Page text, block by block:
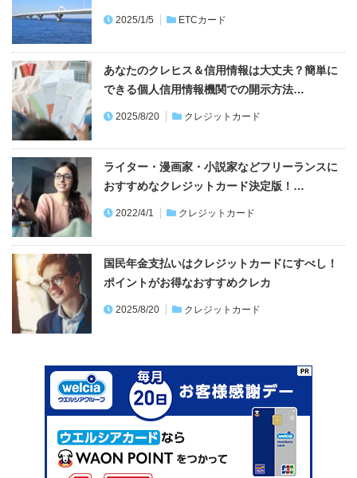
2025/1/5 ETCカード
あなたのクレヒス＆信用情報は大丈夫？簡単に
できる個人信用情報機関での開示方法…
2025/8/20 クレジットカード
ライター・漫画家・小説家などフリーランスに
おすすめなクレジットカード決定版！…
2022/4/1 クレジットカード
国民年金支払いはクレジットカードにすべし！
ポイントがお得なおすすめクレカ
2025/8/20 クレジットカード